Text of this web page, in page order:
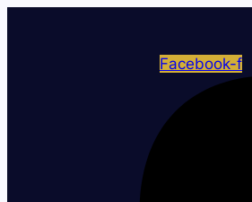
Facebook-f